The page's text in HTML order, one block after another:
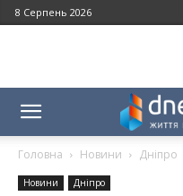
8 Серпень 2026
Головна Новини Дніпро
Новини Дніпро